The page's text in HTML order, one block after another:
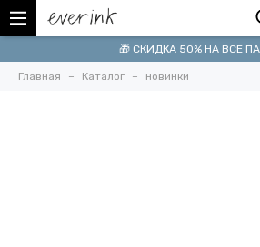
🎁 СКИДКА 50% НА ВСЕ
Главная Каталог новинки